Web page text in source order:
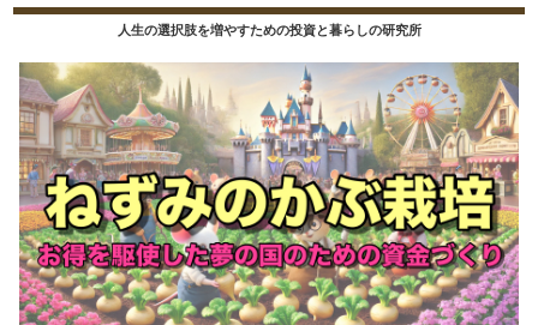
人生の選択肢を増やすための投資と暮らしの研究所